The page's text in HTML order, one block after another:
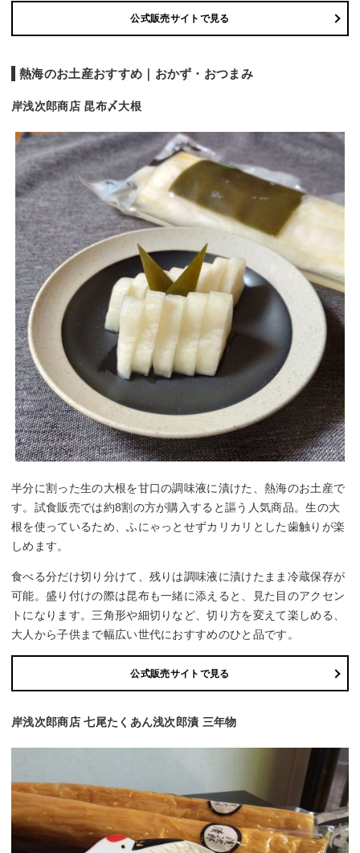
公式販売サイトで見る
熱海のお土産おすすめ｜おかず・おつまみ
岸浅次郎商店 昆布〆大根
半分に割った生の大根を甘口の調味液に漬けた、熱海のお土産で
す。試食販売では約8割の方が購入すると謳う人気商品。生の大
根を使っているため、ふにゃっとせずカリカリとした歯触りが楽
しめます。
食べる分だけ切り分けて、残りは調味液に漬けたまま冷蔵保存が
可能。盛り付けの際は昆布も一緒に添えると、見た目のアクセン
トになります。三角形や細切りなど、切り方を変えて楽しめる、
大人から子供まで幅広い世代におすすめのひと品です。
公式販売サイトで見る
岸浅次郎商店 七尾たくあん浅次郎漬 三年物